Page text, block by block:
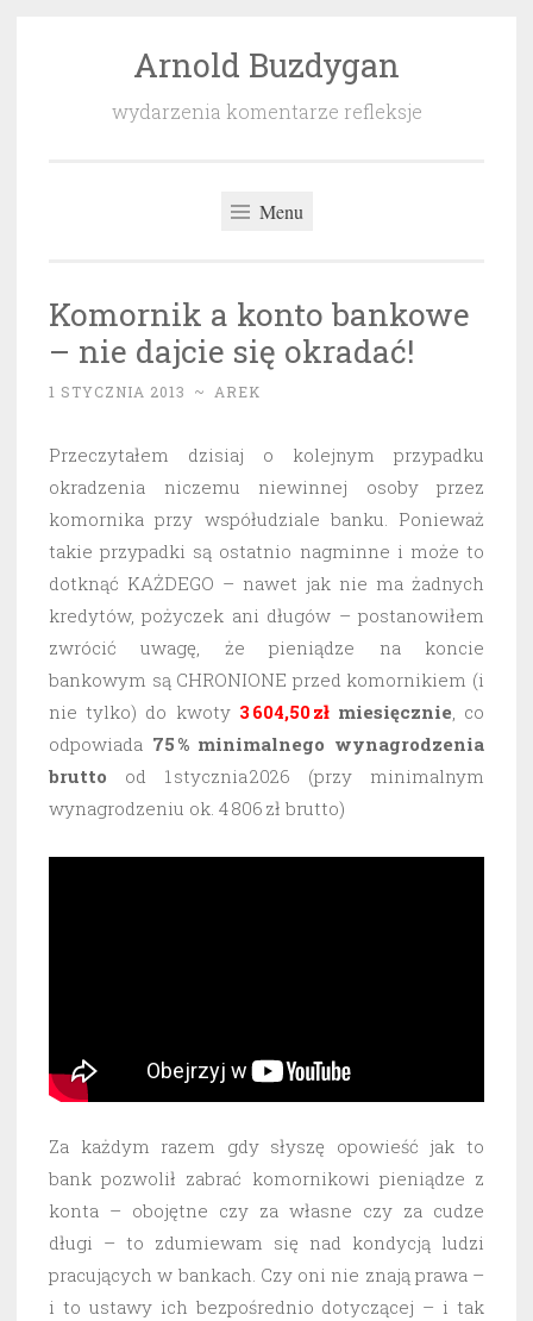
Arnold Buzdygan
wydarzenia komentarze refleksje
Menu
Komornik a konto bankowe
– nie dajcie się okradać!
1 STYCZNIA 2013 ~ AREK
Przeczytałem dzisiaj o kolejnym przypadku
okradzenia niczemu niewinnej osoby przez
komornika przy współudziale banku. Ponieważ
takie przypadki są ostatnio nagminne i może to
dotknąć KAŻDEGO – nawet jak nie ma żadnych
kredytów, pożyczek ani długów – postanowiłem
zwrócić uwagę, że pieniądze na koncie
bankowym są CHRONIONE przed komornikiem (i
nie tylko) do kwoty 3 604,50 złmiesięcznie, co
odpowiada 75 % minimalnego wynagrodzenia
brutto od 1 stycznia 2026 (przy minimalnym
wynagrodzeniu ok. 4 806 zł brutto)
Za każdym razem gdy słyszę opowieść jak to
bank pozwolił zabrać komornikowi pieniądze z
konta – obojętne czy za własne czy za cudze
długi – to zdumiewam się nad kondycją ludzi
pracujących w bankach. Czy oni nie znają prawa –
i to ustawy ich bezpośrednio dotyczącej – i tak